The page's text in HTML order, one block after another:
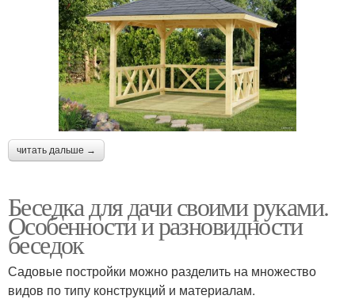
читать дальше →
Беседка для дачи своими руками.
Особенности и разновидности
беседок
Садовые постройки можно разделить на множество
видов по типу конструкций и материалам.